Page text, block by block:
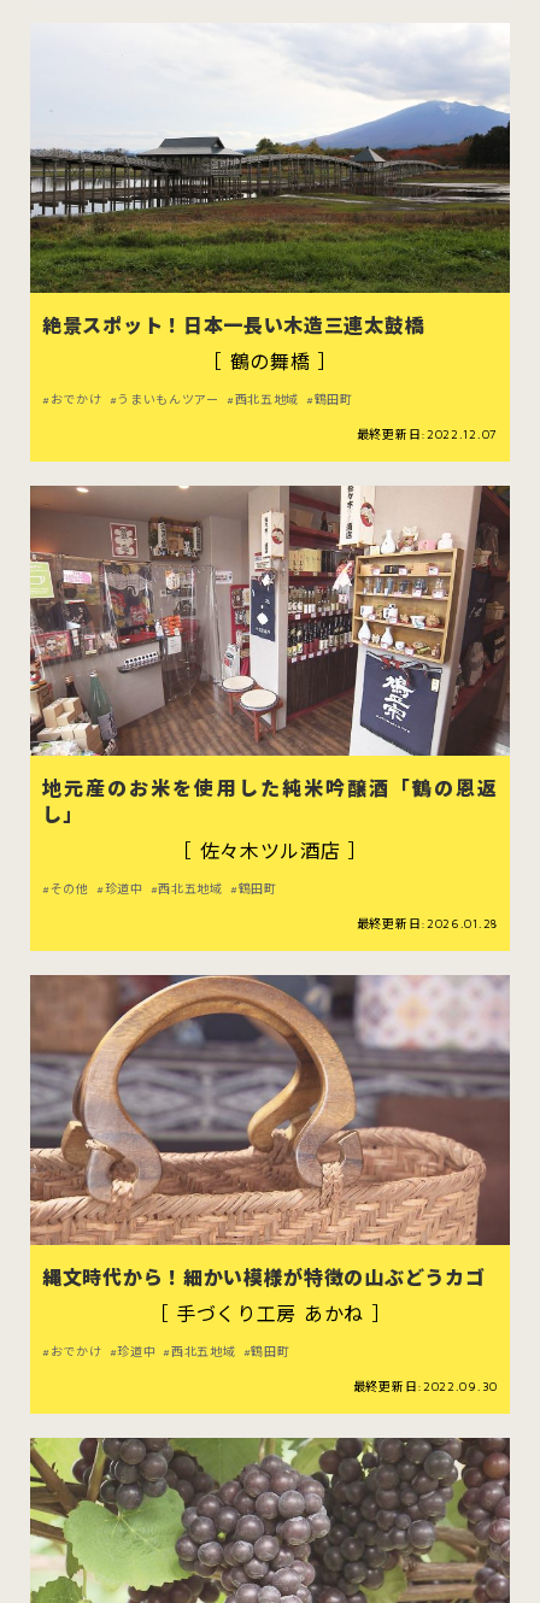
青森市 五所川原市 つがる市
弘前市 黒石市 平川市
むつ市 十和田市 三沢市
八戸市
すべてのエリアをみる
ホーム
お問い合わせ
公式Instagram
公式X
絶景スポット！日本一長い木造三連太鼓橋
［ 鶴の舞橋 ］
おでかけ うまいもんツアー 西北五地域 鶴田町
最終更新日:2022.12.07
地元産のお米を使用した純米吟醸酒「鶴の恩返
し」
［ 佐々木ツル酒店 ］
その他 珍道中 西北五地域 鶴田町
最終更新日:2026.01.28
縄文時代から！細かい模様が特徴の山ぶどうカゴ
［ 手づくり工房 あかね ］
おでかけ 珍道中 西北五地域 鶴田町
最終更新日:2022.09.30